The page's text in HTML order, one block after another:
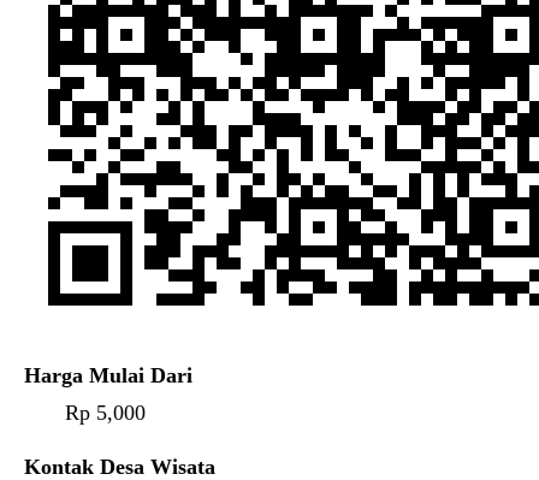
Harga Mulai Dari
Rp 5,000
Kontak Desa Wisata